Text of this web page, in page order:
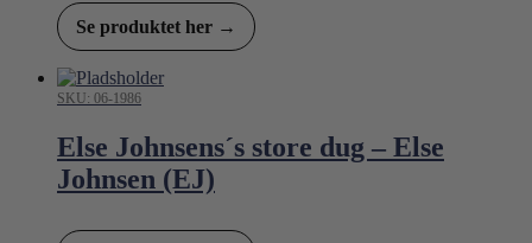
Se produktet her →
SKU: 06-1986
Else Johnsens´s store dug – Else
Johnsen (EJ)